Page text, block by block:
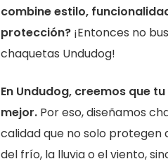
combine estilo,
protección?¡Entonces no
chaquetas Undudog!
En Undudog, creemos que
mejor.Por eso, diseñamos
calidad que no solo protegen
del frío, la lluvia o el viento,